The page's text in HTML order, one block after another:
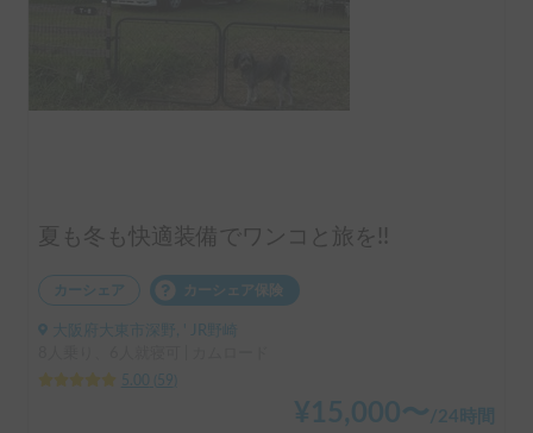
夏も冬も快適装備でワンコと旅を!!
カーシェア カーシェア保険
大阪府大東市深野, ' JR野崎
5.00
59
¥ 15,000〜/24時間